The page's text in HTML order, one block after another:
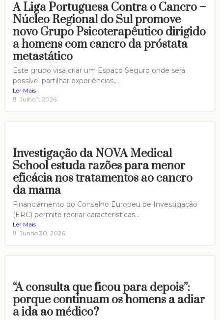
A Liga Portuguesa Contra o Cancro –
Núcleo Regional do Sul promove
novo Grupo Psicoterapêutico dirigido
a homens com cancro da próstata
metastático
Este grupo visa criar um Espaço Seguro onde será
possível partilhar experiências,...
Ler Mais
Julho 1, 2026
Investigação da NOVA Medical
School estuda razões para menor
eficácia nos tratamentos ao cancro
da mama
Financiamento do Conselho Europeu de Investigação
(ERC) permite recriar características...
Ler Mais
Junho 30, 2026
“A consulta que ficou para depois”:
porque continuam os homens a adiar
a ida ao médico?